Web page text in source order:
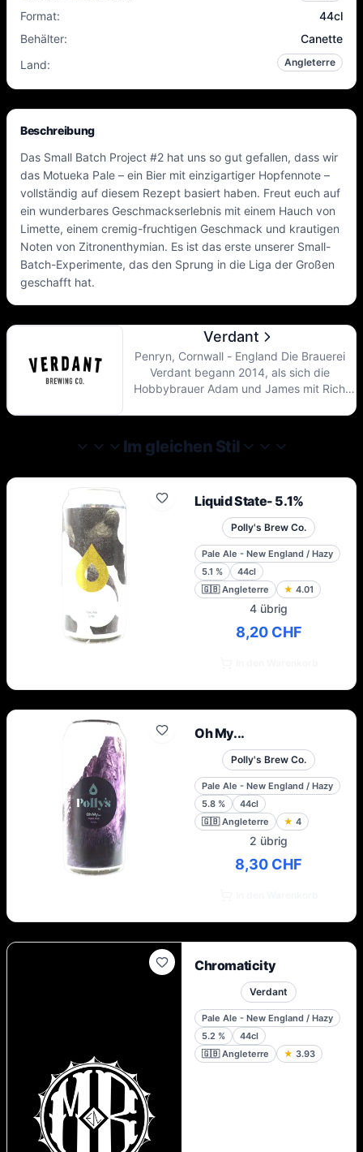
Format:
44cl
Behälter:
Canette
Land: Angleterre
Beschreibung
Das Small Batch Project #2 hat uns so gut gefallen, dass wir
das Motueka Pale – ein Bier mit einzigartiger Hopfennote –
vollständig auf diesem Rezept basiert haben. Freut euch auf
ein wunderbares Geschmackserlebnis mit einem Hauch von
Limette, einem cremig-fruchtigen Geschmack und krautigen
Noten von Zitronenthymian. Es ist das erste unserer Small-
Batch-Experimente, das den Sprung in die Liga der Großen
geschafft hat.
Verdant
Penryn, Cornwall - England Die Brauerei
Verdant begann 2014, als sich die
Hobbybrauer Adam und James mit Rich
erhältlich waren. Ihre Philosophie beruht auf
dem Brauen der geschmacksreichen Biere,
Zugang zu ihren Produkten haben.
Im gleichen Stil
Liquid State- 5.1%
Polly's Brew Co.
Pale Ale - New England / Hazy
5.1 %
44cl
🇬🇧 Angleterre ★ 4.01
4 übrig
8,20 CHF
Oh My...
Polly's Brew Co.
Pale Ale - New England / Hazy
5.8 %
44cl
🇬🇧 Angleterre ★ 4
2 übrig
8,30 CHF
Chromaticity
Verdant
Pale Ale - New England / Hazy
5.2 %
44cl
🇬🇧 Angleterre ★ 3.93